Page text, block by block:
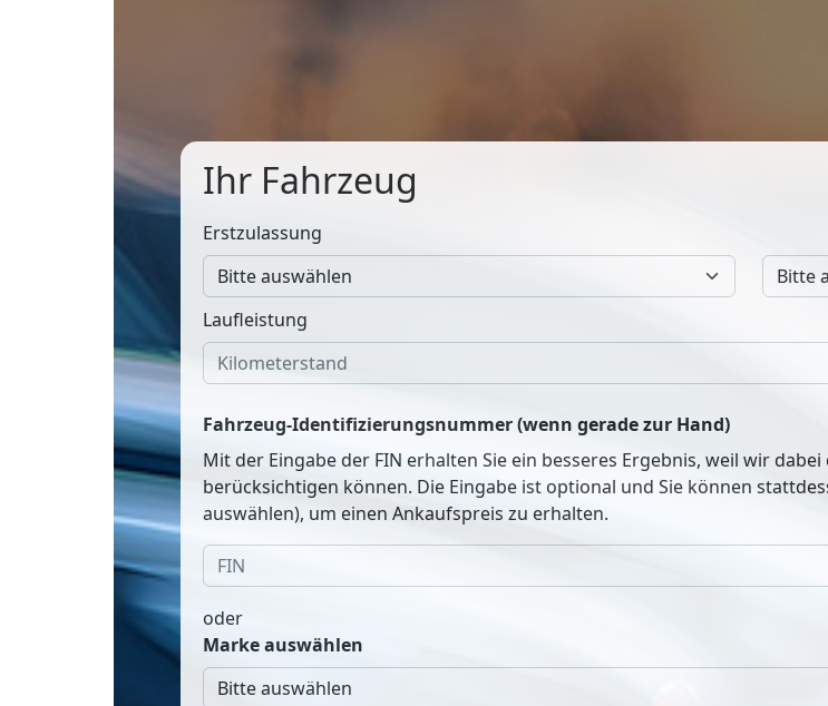
Ihr Fahrzeug
Erstzulassung
Laufleistung
Fahrzeug-Identifizierungsnummer (wenn gerade zur Hand)
Mit der Eingabe der FIN erhalten Sie ein besseres Ergebnis, weil wir
berücksichtigen können. Die Eingabe ist optional und Sie können
auswählen), um einen Ankaufspreis zu erhalten.
oder
Marke auswählen